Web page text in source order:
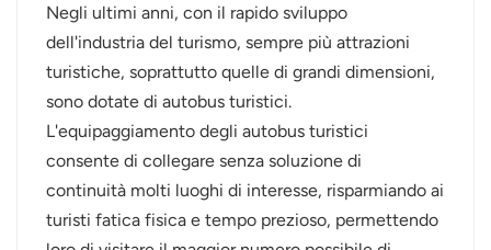
Negli ultimi anni, con il rapido sviluppo
dell'industria del turismo, sempre più attrazioni
turistiche, soprattutto quelle di grandi dimensioni,
sono dotate di autobus turistici.
L'equipaggiamento degli autobus turistici
consente di collegare senza soluzione di
continuità molti luoghi di interesse, risparmiando ai
turisti fatica fisica e tempo prezioso, permettendo